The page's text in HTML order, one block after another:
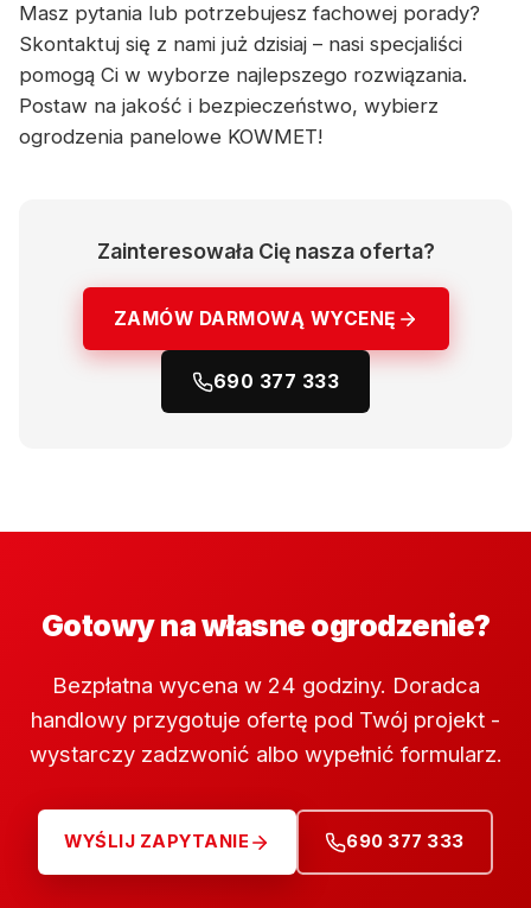
Masz pytania lub potrzebujesz fachowej porady?
Skontaktuj się z nami już dzisiaj – nasi specjaliści
pomogą Ci w wyborze najlepszego rozwiązania.
Postaw na jakość i bezpieczeństwo, wybierz
ogrodzenia panelowe KOWMET!
Zainteresowała Cię nasza oferta?
ZAMÓW DARMOWĄ WYCENĘ
690 377 333
Gotowy na własne ogrodzenie?
Bezpłatna wycena w 24 godziny. Doradca
handlowy przygotuje ofertę pod Twój projekt -
wystarczy zadzwonić albo wypełnić formularz.
WYŚLIJ ZAPYTANIE 690 377 333